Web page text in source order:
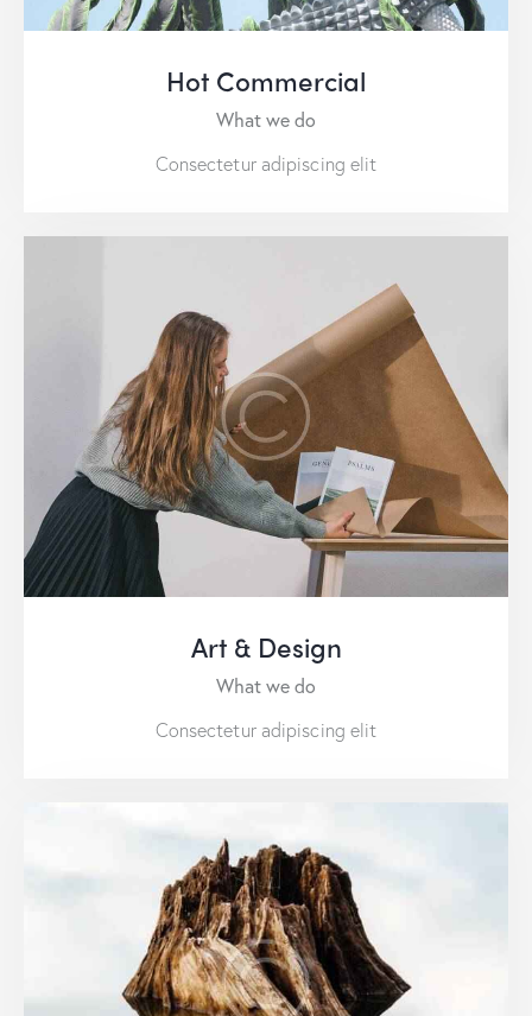
Hot Commercial
What we do
Consectetur adipiscing elit
Art & Design
What we do
Consectetur adipiscing elit